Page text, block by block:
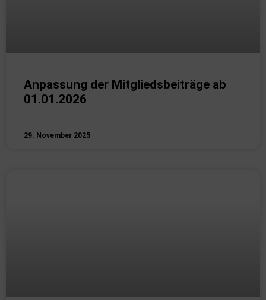
Anpassung der Mitgliedsbeiträge ab
01.01.2026
29. November 2025